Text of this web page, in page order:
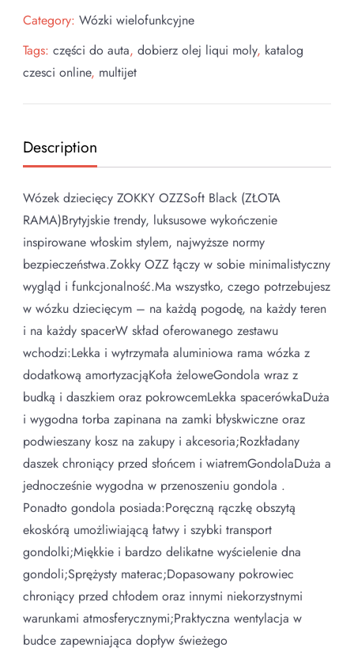
Category: Wózki wielofunkcyjne
Tags: części do auta, dobierz olej liqui moly, katalog
czesci online, multijet
Description
Wózek dziecięcy ZOKKY OZZSoft Black (ZŁOTA
RAMA)Brytyjskie trendy, luksusowe wykończenie
inspirowane włoskim stylem, najwyższe normy
bezpieczeństwa.Zokky OZZ łączy w sobie minimalistyczny
wygląd i funkcjonalność.Ma wszystko, czego potrzebujesz
w wózku dziecięcym – na każdą pogodę, na każdy teren
i na każdy spacerW skład oferowanego zestawu
wchodzi:Lekka i wytrzymała aluminiowa rama wózka z
dodatkową amortyzacjąKoła żeloweGondola wraz z
budką i daszkiem oraz pokrowcemLekka spacerówkaDuża
i wygodna torba zapinana na zamki błyskwiczne oraz
podwieszany kosz na zakupy i akcesoria;Rozkładany
daszek chroniący przed słońcem i wiatremGondolaDuża a
jednocześnie wygodna w przenoszeniu gondola .
Ponadto gondola posiada:Poręczną rączkę obszytą
ekoskórą umożliwiającą łatwy i szybki transport
gondolki;Miękkie i bardzo delikatne wyścielenie dna
gondoli;Sprężysty materac;Dopasowany pokrowiec
chroniący przed chłodem oraz innymi niekorzystnymi
warunkami atmosferycznymi;Praktyczna wentylacja w
budce zapewniająca dopływ świeżego